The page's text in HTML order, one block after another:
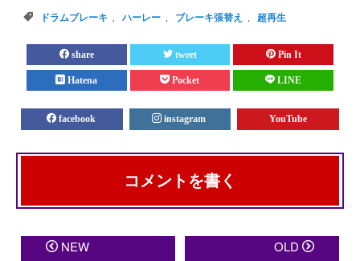
ドラムブレーキ ハーレー ブレーキ張替え 超再生
share tweet Pin It
Hatena Pocket LINE
facebook instagram YouTube
コメントを書く
メールアドレスが公開されることはありません。 ※が
付いている欄は必須項目です
NEW OLD